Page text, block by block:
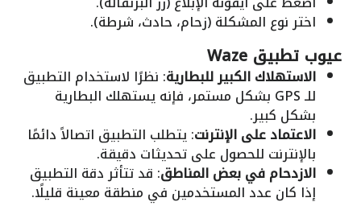
اختر نوع المشكلة (زحام، حادث، شرطة).
عيوب تطبيق Waze
الاستهلاك الكبير للبطارية: نظرًا لاستخدام التطبيق
للـ GPS بشكل مستمر، فإنه يستهلك البطارية
بشكل كبير.
الاعتماد على الإنترنت: يتطلب التطبيق اتصالاً دائمًا
بالإنترنت للحصول على تحديثات دقيقة.
الازدحام في بعض المناطق: قد تتأثر دقة التطبيق
إذا كان عدد المستخدمين في منطقة معينة قليلًا.